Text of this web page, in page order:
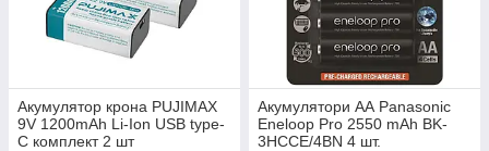
Акумулятор крона PUJIMAX
9V 1200mAh Li-Ion USB type-
C комплект 2 шт
Акумулятори АА Panasonic
Eneloop Pro 2550 mAh BK-
3HCCE/4ВN 4 шт.